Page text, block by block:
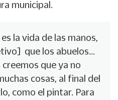
municipal.
la vida de las manos,
que los abuelos…
que ya no
cosas, al final del
como el pintar. Para